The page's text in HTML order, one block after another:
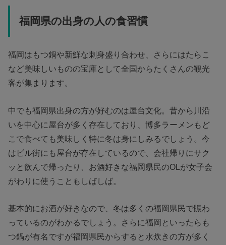
福岡県の出身の人の食習慣
福岡はもつ鍋や新鮮な刺身盛り合わせ、さらにはたらこ
など美味しいものの宝庫として全国からたくさんの観光
客が集まります。
中でも福岡県出身の方が好むのは屋台文化。昔から川沿
いを中心に屋台が多く存在しており、博多ラーメンもど
こで食べても美味しく特に冬は身にしみるでしょう。今
はビル街にも屋台が存在しているので、会社帰りにサク
ッと飲んで帰ったり、お酒好きな福岡県民のOLが女子会
がわりに使うこともしばしば。
基本的にお酒が好きなので、冬は多くの福岡県民で賑わ
っているのがわかるでしょう。さらに福岡といったらも
つ鍋が有名ですが福岡県民からすると水炊きの方が多く